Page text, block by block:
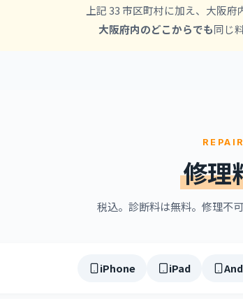
上記 33 市区町村に加え、大阪
大阪府内のどこからでも同じ
修理
税込。診断料は無料。修理不
iPhone iPad